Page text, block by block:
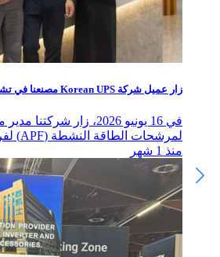
زار عميل شركة Korean UPS مصنعنا في تشونغشان، وحصل على تقدير عالٍ للتميز المهني
لمرشحات الطاقة النشطة (APF) لفرعهم في فيتنام. كان لنا شرف أن نكون ...
منذ 1 شهر